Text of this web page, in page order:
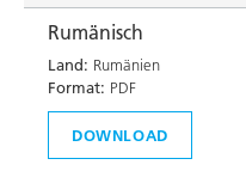
Rumänisch
Land: Rumänien
Format: PDF
DOWNLOAD